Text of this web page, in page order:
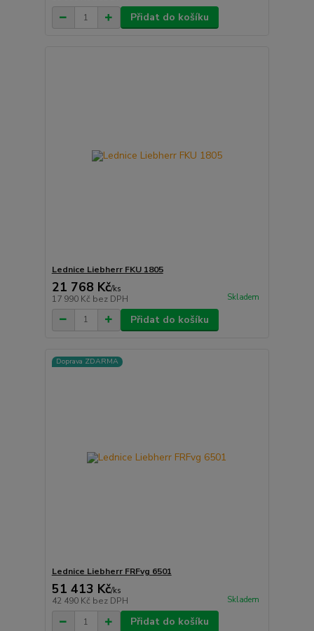
Přidat do košíku
Lednice Liebherr FKU 1805
21 768 Kč/ks
17 990 Kč bez DPH Skladem
Přidat do košíku
Doprava ZDARMA
Lednice Liebherr FRFvg 6501
51 413 Kč/ks
42 490 Kč bez DPH Skladem
Přidat do košíku